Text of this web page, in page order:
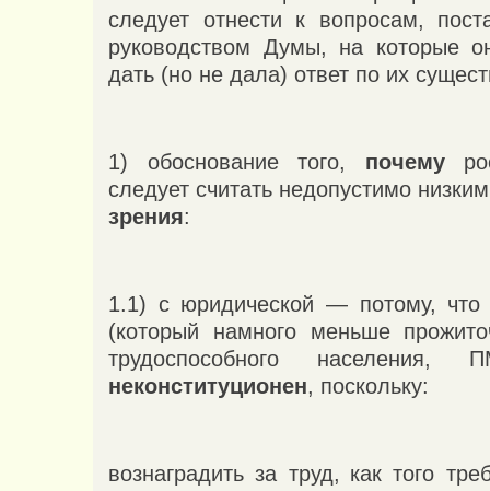
следует отнести к вопросам,
руководством Думы, на которые
дать (но не дала) ответ по их
1) обоснование того, почему
следует считать недопустимо
зрения:
1.1) с юридической — потому,
(который намного меньше
трудоспособного
неконституционен, поскольку:
вознаградить за труд, как того